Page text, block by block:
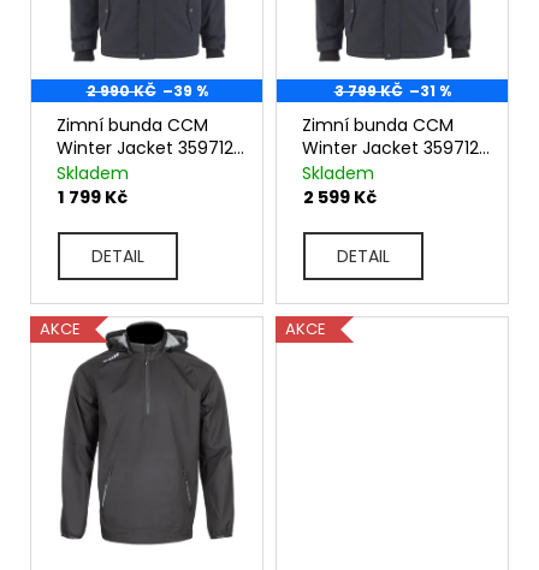
u
k
2 990 KČ –39 %
Zimní bunda CCM
Winter Jacket 3597120
Junior
Skladem
1 799 Kč
DETAIL
3 799 KČ –31 %
Zimní bunda CCM
Winter Jacket 3597121
Senior
Skladem
2 599 Kč
DETAIL
AKCE AKCE